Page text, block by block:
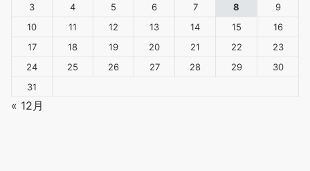
3
4 5 6 7 8
9
10
11 12 13 14 15
16
17
18 19 20 21 22
23
24
25 26 27 28 29
30
31
« 12月